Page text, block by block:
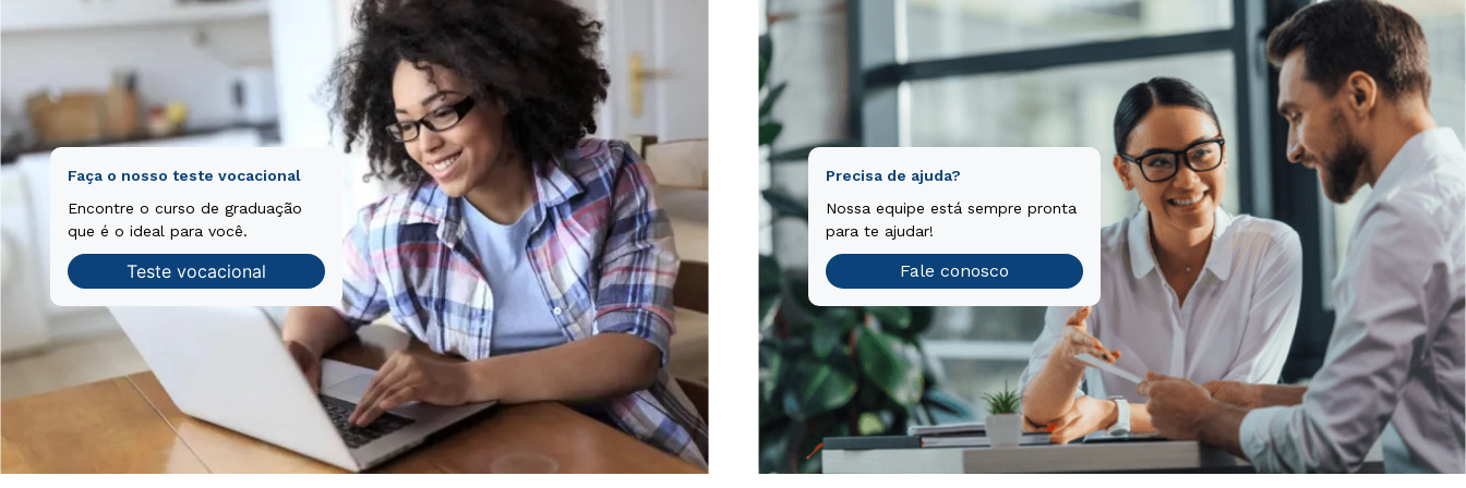
Faça o nosso teste vocacional
Encontre o curso de graduação
que é o ideal para você.
Teste vocacional
Precisa de ajuda?
Nossa equipe está sempre pronta
para te ajudar!
Fale conosco